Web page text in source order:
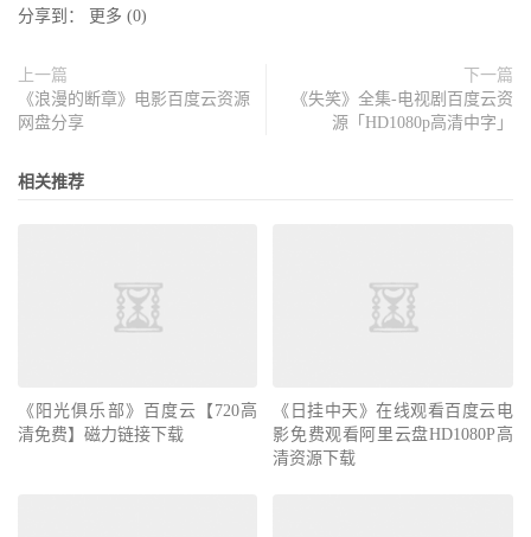
分享到： 更多 (0)
上一篇
《浪漫的断章》电影百度云资源
网盘分享
下一篇
《失笑》全集-电视剧百度云资
源「HD1080p高清中字」
相关推荐
《阳光俱乐部》百度云【720高
清免费】磁力链接下载
《日挂中天》在线观看百度云电
影免费观看阿里云盘HD1080P高
清资源下载